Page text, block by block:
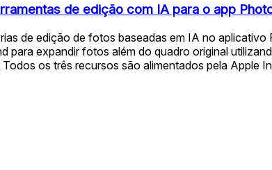
de edição com IA para o app
de edição de fotos baseadas em IA no
para expandir fotos além do quadro original
os três recursos são alimentados pela Apple